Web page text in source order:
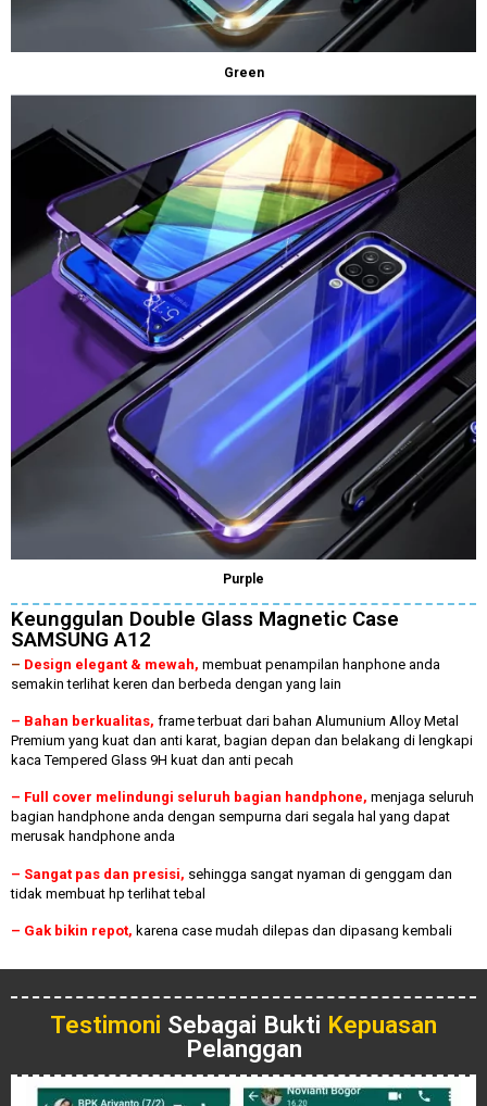
Green
Purple
Keunggulan Double Glass Magnetic Case
SAMSUNG A12
– Design elegant & mewah, membuat penampilan hanphone anda
semakin terlihat keren dan berbeda dengan yang lain
– Bahan berkualitas, frame terbuat dari bahan Alumunium Alloy Metal
Premium yang kuat dan anti karat, bagian depan dan belakang di lengkapi
kaca Tempered Glass 9H kuat dan anti pecah
– Full cover melindungi seluruh bagian handphone, menjaga seluruh
bagian handphone anda dengan sempurna dari segala hal yang dapat
merusak handphone anda
– Sangat pas dan presisi, sehingga sangat nyaman di genggam dan
tidak membuat hp terlihat tebal
– Gak bikin repot, karena case mudah dilepas dan dipasang kembali
Testimoni Sebagai Bukti Kepuasan
Pelanggan